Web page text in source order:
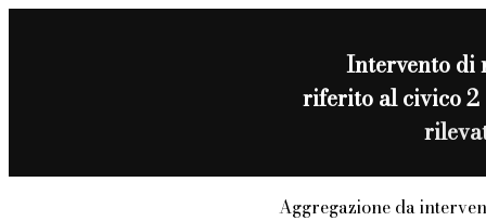
Intervento di
riferito al civico 2
Aggregazione da